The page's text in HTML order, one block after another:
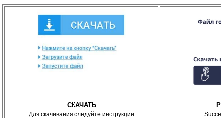
СКАЧАТЬ
Для скачивания следуйте инструкции